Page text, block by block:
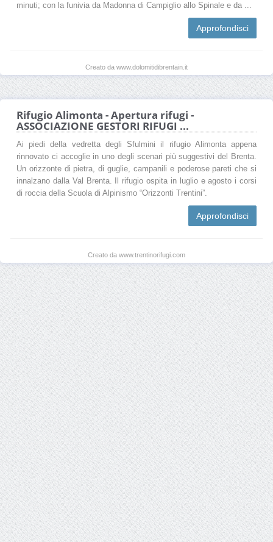
minuti; con la funivia da Madonna di Campiglio allo Spinale e da ...
Approfondisci
Creato da www.dolomitidibrentain.it
Rifugio Alimonta - Apertura rifugi -
ASSOCIAZIONE GESTORI RIFUGI ...
Ai piedi della vedretta degli Sfulmini il rifugio Alimonta appena
rinnovato ci accoglie in uno degli scenari più suggestivi del Brenta.
Un orizzonte di pietra, di guglie, campanili e poderose pareti che si
innalzano dalla Val Brenta. Il rifugio ospita in luglio e agosto i corsi
di roccia della Scuola di Alpinismo “Orizzonti Trentini”.
Approfondisci
Creato da www.trentinorifugi.com